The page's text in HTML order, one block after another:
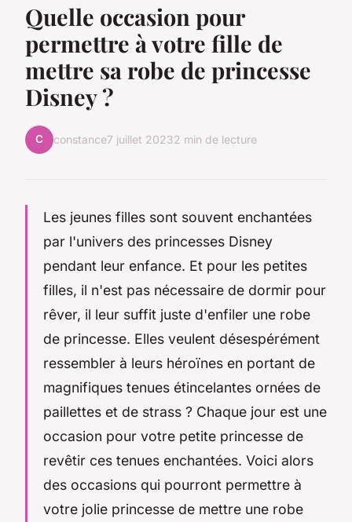
Quelle occasion pour
permettre à votre fille de
mettre sa robe de princesse
Disney ?
C constance7 juillet 20232 min de lecture
Les jeunes filles sont souvent enchantées
par l'univers des princesses Disney
pendant leur enfance. Et pour les petites
filles, il n'est pas nécessaire de dormir pour
rêver, il leur suffit juste d'enfiler une robe
de princesse. Elles veulent désespérément
ressembler à leurs héroïnes en portant de
magnifiques tenues étincelantes ornées de
paillettes et de strass ? Chaque jour est une
occasion pour votre petite princesse de
revêtir ces tenues enchantées. Voici alors
des occasions qui pourront permettre à
votre jolie princesse de mettre une robe